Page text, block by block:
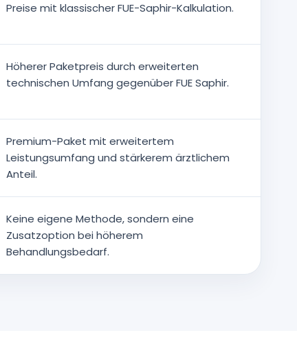
Preise mit klassischer FUE-Saphir-Kalkulation.
Höherer Paketpreis durch erweiterten
technischen Umfang gegenüber FUE Saphir.
Premium-Paket mit erweitertem
Leistungsumfang und stärkerem ärztlichem
Anteil.
Keine eigene Methode, sondern eine
Zusatzoption bei höherem
Behandlungsbedarf.